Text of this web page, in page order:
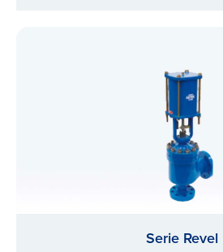
Serie Revel